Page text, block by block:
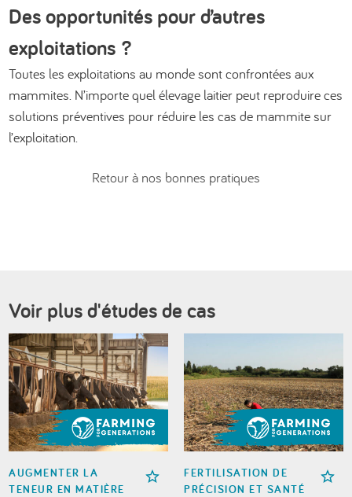
Des opportunités pour d’autres
exploitations ?
Toutes les exploitations au monde sont confrontées aux
mammites. N’importe quel élevage laitier peut reproduire ces
solutions préventives pour réduire les cas de mammite sur
l’exploitation.
Retour à nos bonnes pratiques
Voir plus d'études de cas
AUGMENTER LA
TENEUR EN MATIÈRE
FERTILISATION DE
PRÉCISION ET SANTÉ